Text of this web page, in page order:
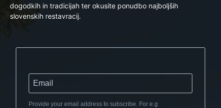
dogodkih in tradicijah ter okusite ponudbo najboljših
slovenskih restavracij.
Provide your email address to subscribe. For e.g